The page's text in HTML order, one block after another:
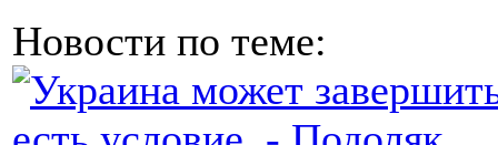
Новости по теме: